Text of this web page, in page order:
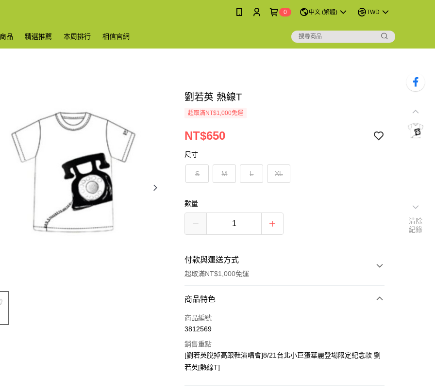
0 中文 (繁體) TWD
品 精選推薦 本周排行 相信官網
劉若英 熱線T
超取滿NT$1,000免運
NT$650
尺寸
S M L XL
數量
付款與運送方式
超取滿NT$1,000免運
付款方式
信用卡一次付款
LINE Pay
Apple Pay
商品特色
商品編號
3812569
銷售重點
[劉若英脫掉高跟鞋演唱會]8/21台北小巨蛋華麗登場限定紀念款 劉
若英[熱線T]
清除
紀錄